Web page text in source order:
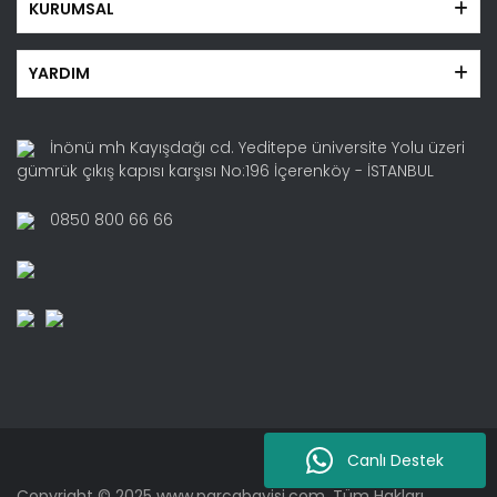
KURUMSAL
YARDIM
İnönü mh Kayışdağı cd. Yeditepe üniversite Yolu üzeri
gümrük çıkış kapısı karşısı No:196 İçerenköy - İSTANBUL
0850 800 66 66
Canlı Destek